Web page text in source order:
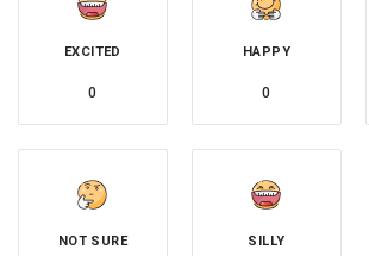
EXCITED
0
HAPPY
0
NOT SURE SILLY